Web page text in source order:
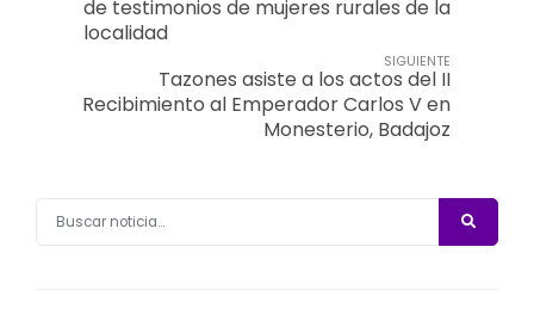
de testimonios de mujeres rurales de la
localidad
SIGUIENTE
Tazones asiste a los actos del II
Recibimiento al Emperador Carlos V en
Monesterio, Badajoz